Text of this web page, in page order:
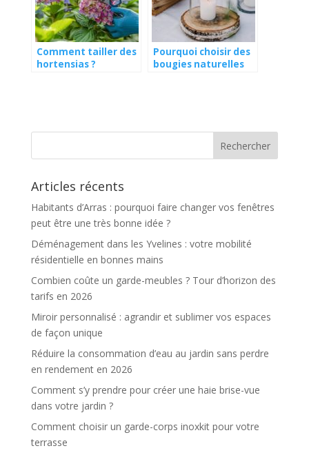
Comment tailler des
hortensias ?
Pourquoi choisir des
bougies naturelles
Articles récents
Habitants d’Arras : pourquoi faire changer vos fenêtres
peut être une très bonne idée ?
Déménagement dans les Yvelines : votre mobilité
résidentielle en bonnes mains
Combien coûte un garde-meubles ? Tour d’horizon des
tarifs en 2026
Miroir personnalisé : agrandir et sublimer vos espaces
de façon unique
Réduire la consommation d’eau au jardin sans perdre
en rendement en 2026
Comment s’y prendre pour créer une haie brise-vue
dans votre jardin ?
Comment choisir un garde-corps inoxkit pour votre
terrasse